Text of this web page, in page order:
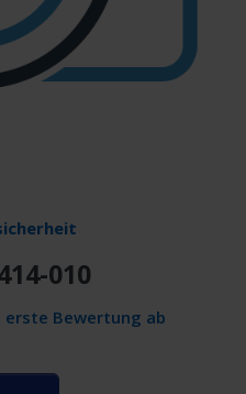
010
erste Bewertung ab